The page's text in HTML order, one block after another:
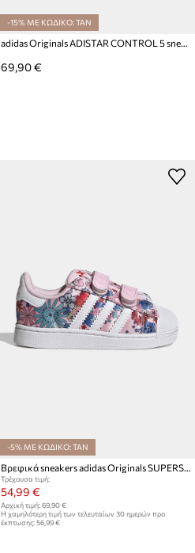
-15% ΜΕ ΚΩΔΙΚΟ: TAN
adidas Originals ADISTAR CONTROL 5 sneakers παιδικά
69,90 €
-5% ΜΕ ΚΩΔΙΚΟ: TAN
Βρεφικά sneakers adidas Originals SUPERSTAR II
Τρέχουσα τιμή:
54,99 €
Αρχική τιμή: 69,90 €
Η χαμηλότερη τιμή των τελευταίων 30 ημερών προ
έκπτωσης: 56,99 €